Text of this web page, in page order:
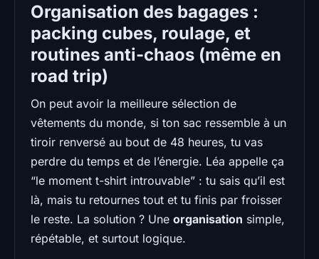
Organisation des bagages :
packing cubes, roulage, et
routines anti-chaos (même en
road trip)
On peut avoir la meilleure sélection de
vêtements du monde, si ton sac ressemble à un
tiroir renversé au bout de 48 heures, tu vas
perdre du temps et de l’énergie. Léa appelle ça
“le moment t-shirt introuvable” : tu sais qu’il est
là, mais tu retournes tout et tu finis par froisser
le reste. La solution ? Une organisation simple,
répétable, et surtout logique.